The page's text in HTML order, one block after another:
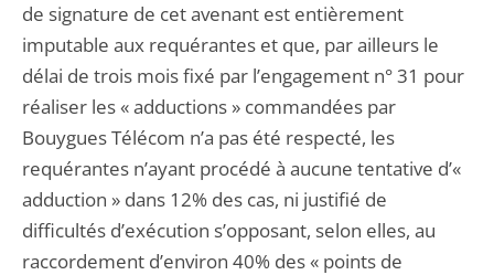
de signature de cet avenant est entièrement
imputable aux requérantes et que, par ailleurs le
délai de trois mois fixé par l’engagement n° 31 pour
réaliser les « adductions » commandées par
Bouygues Télécom n’a pas été respecté, les
requérantes n’ayant procédé à aucune tentative d’«
adduction » dans 12% des cas, ni justifié de
difficultés d’exécution s’opposant, selon elles, au
raccordement d’environ 40% des « points de